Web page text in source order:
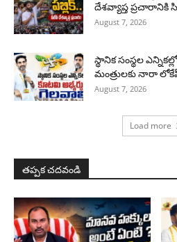
దేశవ్యాప్త ప్రచారానికి
August 7, 2026
స్థానిక సంస్థల
మంత్రులకు నారా
August 7, 2026
Load more
తప్పక చదవండి